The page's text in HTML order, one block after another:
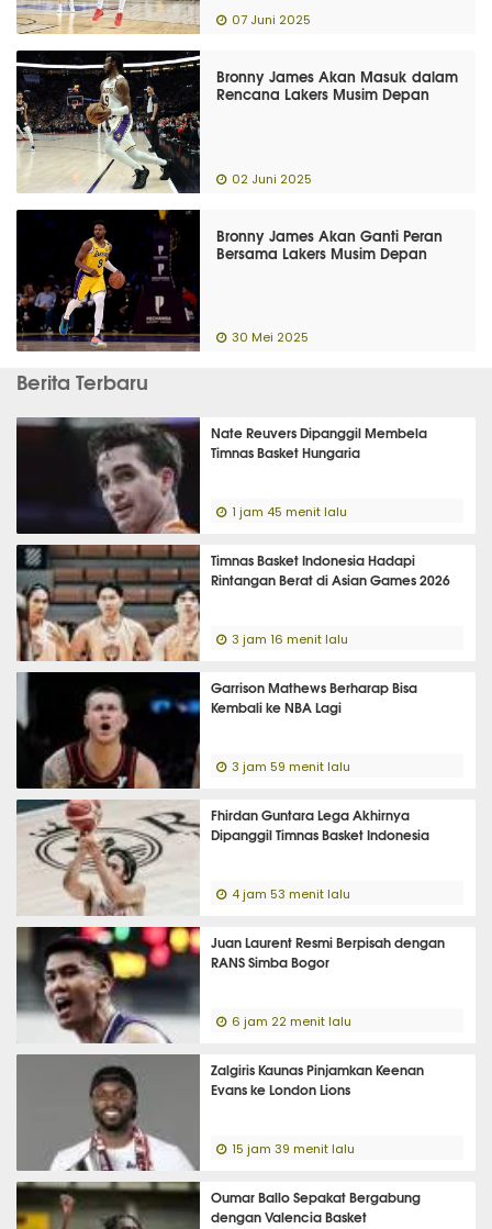
07 Juni 2025
Bronny James Akan Masuk dalam
Rencana Lakers Musim Depan
02 Juni 2025
Bronny James Akan Ganti Peran
Bersama Lakers Musim Depan
30 Mei 2025
Berita Terbaru
Nate Reuvers Dipanggil Membela
Timnas Basket Hungaria
1 jam 45 menit lalu
Timnas Basket Indonesia Hadapi
Rintangan Berat di Asian Games 2026
3 jam 16 menit lalu
Garrison Mathews Berharap Bisa
Kembali ke NBA Lagi
3 jam 59 menit lalu
Fhirdan Guntara Lega Akhirnya
Dipanggil Timnas Basket Indonesia
4 jam 53 menit lalu
Juan Laurent Resmi Berpisah dengan
RANS Simba Bogor
6 jam 22 menit lalu
Zalgiris Kaunas Pinjamkan Keenan
Evans ke London Lions
15 jam 39 menit lalu
Oumar Ballo Sepakat Bergabung
dengan Valencia Basket